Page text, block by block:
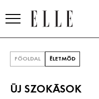
FŐOLDAL ÉLETMÓD
ÚJ SZOKÁSOK